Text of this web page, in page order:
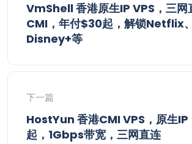
VmShell 香港原生IP VPS，三网
CMI，年付$30起，解锁Netflix、
Disney+等
下一篇
HostYun 香港CMI VPS，原生IP
起，1Gbps带宽，三网直连